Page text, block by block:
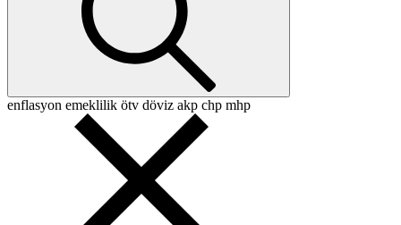
enflasyon emeklilik ötv döviz akp chp mhp